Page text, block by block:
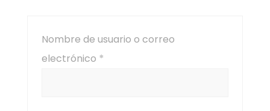
Nombre de usuario o correo
electrónico *